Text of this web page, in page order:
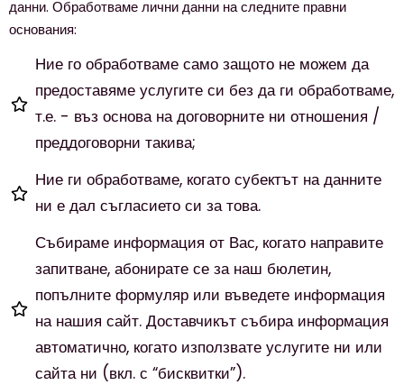
данни. Обработваме лични данни на следните правни
основания:
Ние го обработваме само защото не можем да
предоставяме услугите си без да ги обработваме,
т.е. - въз основа на договорните ни отношения /
преддоговорни такива;
Ние ги обработваме, когато субектът на данните
ни е дал съгласието си за това.
Събираме информация от Вас, когато направите
запитване, абонирате се за наш бюлетин,
попълните формуляр или въведете информация
на нашия сайт. Доставчикът събира информация
автоматично, когато използвате услугите ни или
сайта ни (вкл. с “бисквитки”).